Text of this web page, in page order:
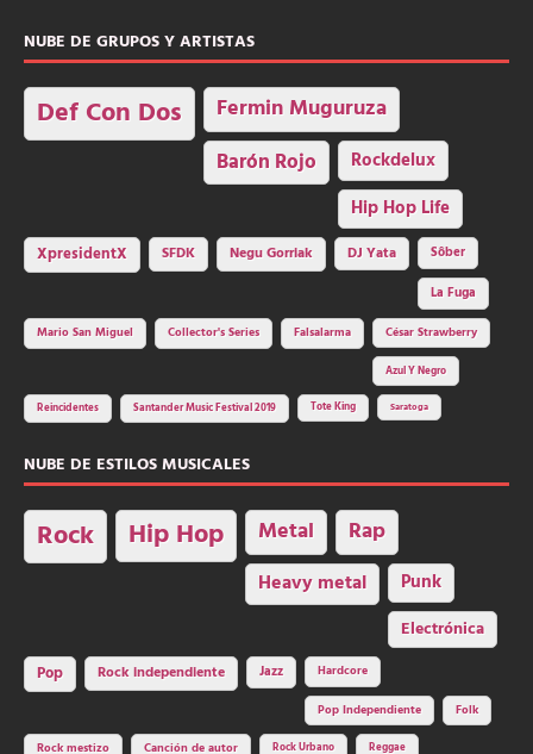
NUBE DE GRUPOS Y ARTISTAS
Def Con Dos Fermin Muguruza
Barón Rojo Rockdelux
Hip Hop Life
XpresidentX SFDK Negu Gorriak DJ Yata
Sôber
La Fuga
Mario San Miguel
Collector's Series Falsalarma César Strawberry
Azul Y Negro
Reincidentes Santander Music Festival 2019 Tote King Saratoga
NUBE DE ESTILOS MUSICALES
Rock Hip Hop Metal Rap
Heavy metal Punk
Electrónica
Pop Rock independiente Jazz Hardcore
Pop Independiente Folk
Rock mestizo Canción de autor Rock Urbano Reggae